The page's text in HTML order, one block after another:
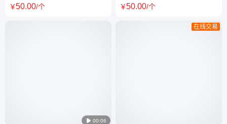
合金铁钢圈卡勾钩动平衡配重
￥50.00/个
 00:06
轮毂配重铅块大量库存
￥50.00/个
在线交易